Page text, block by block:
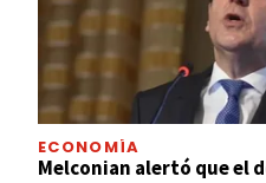
ECONOMÍA
Melconian alertó que el